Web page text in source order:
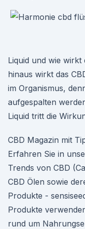
Liquid und wie
hinaus wirkt das
im Organismus,
aufgespalten
Liquid tritt die
CBD Magazin mit
Erfahren Sie in
Trends von CBD
CBD Ölen sowie
Produkte -
Produkte
rund um